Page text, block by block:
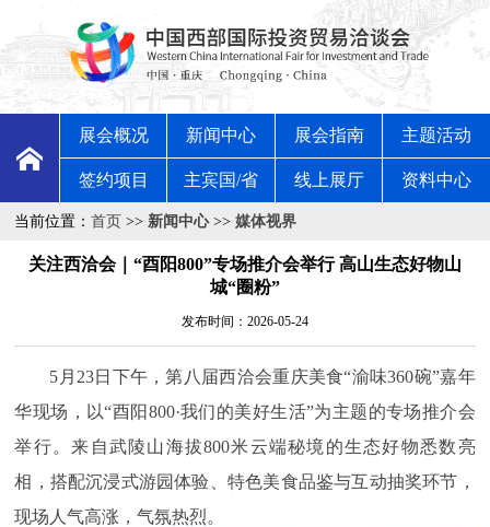
展会概况 新闻中心 展会指南 主题活动
签约项目 主宾国/省 线上展厅 资料中心
当前位置：首页 >> 新闻中心 >> 媒体视界
关注西洽会｜“酉阳800”专场推介会举行 高山生态好物山
城“圈粉”
发布时间：2026-05-24
5月23日下午，第八届西洽会重庆美食“渝味360碗”嘉年
华现场，以“酉阳800·我们的美好生活”为主题的专场推介会
举行。来自武陵山海拔800米云端秘境的生态好物悉数亮
相，搭配沉浸式游园体验、特色美食品鉴与互动抽奖环节，
现场人气高涨，气氛热烈。